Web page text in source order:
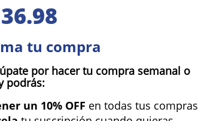
36.98
tu compra
por hacer tu compra semanal o
podrás:
un 10% OFF en todas tus compras